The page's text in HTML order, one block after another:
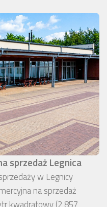
sprzedaż Legnica
w Legnicy
na sprzedaż
kwadratowy (2 857